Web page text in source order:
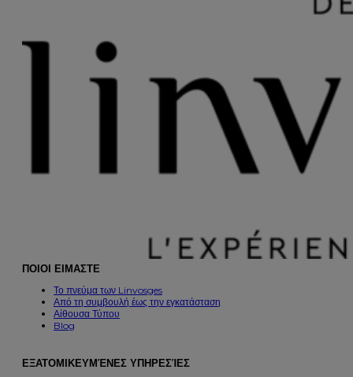
ΠΟΙΟΙ ΕΙΜΑΣΤΕ
Το πνεύμα των Linvosges
Από τη συμβουλή έως την εγκατάσταση
Αίθουσα Τύπου
Blog
ΕΞΑΤΟΜΙΚΕΥΜΈΝΕΣ ΥΠΗΡΕΣΊΕΣ